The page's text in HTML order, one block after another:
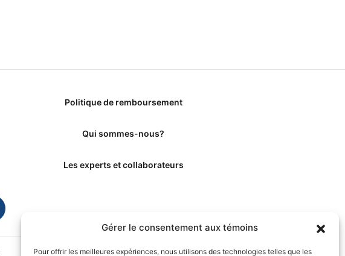
Gérer le consentement aux témoins
Pour offrir les meilleures expériences, nous utilisons des technologies telles que les
Politique de remboursement
Qui sommes-nous?
Les experts et collaborateurs